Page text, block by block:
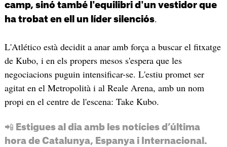
camp, sinó també l'equilibri d'un vestidor que
ha trobat en ell un líder silenciós.
L'Atlético està decidit a anar amb força a buscar el fitxatge
de Kubo, i en els propers mesos s'espera que les
negociacions puguin intensificar-se. L'estiu promet ser
agitat en el Metropolità i al Reale Arena, amb un nom
propi en el centre de l'escena: Take Kubo.
📲 Estigues al dia amb les notícies d’última
hora de Catalunya, Espanya i Internacional.